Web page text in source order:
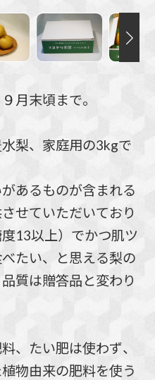
月末頃まで。
梨、家庭用の3kgで
あるものが含まれる
せていただいており
13以上）でかつ肌ツ
たい、と思える梨の
質は贈答品と変わり
、たい肥は使わず、
物由来の肥料を使う